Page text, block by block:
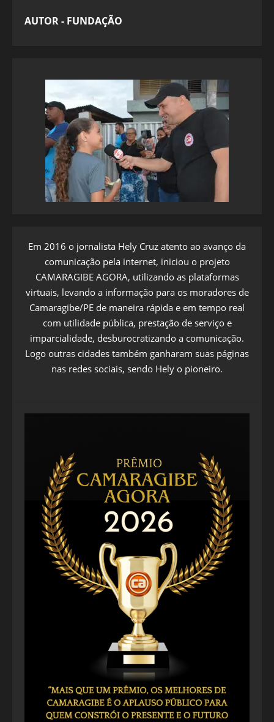
AUTOR - FUNDAÇÃO
Em 2016 o jornalista Hely Cruz atento ao avanço da
comunicação pela internet, iniciou o projeto
CAMARAGIBE AGORA, utilizando as plataformas
virtuais, levando a informação para os moradores de
Camaragibe/PE de maneira rápida e em tempo real
com utilidade pública, prestação de serviço e
imparcialidade, desburocratizando a comunicação.
Logo outras cidades também ganharam suas páginas
nas redes sociais, sendo Hely o pioneiro.